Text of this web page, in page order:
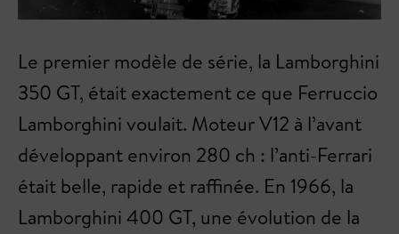
Le premier modèle de série, la Lamborghini
350 GT, était exactement ce que Ferruccio
Lamborghini voulait. Moteur V12 à l’avant
développant environ 280 ch : l’anti-Ferrari
était belle, rapide et raffinée. En 1966, la
Lamborghini 400 GT, une évolution de la